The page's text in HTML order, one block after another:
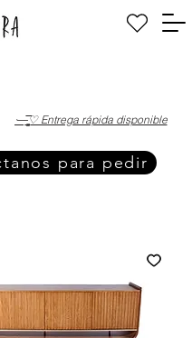
·—̳͟͞͞♡ Entrega rápida disponible
para pedir